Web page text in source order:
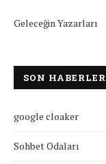
Geleceğin Yazarları
SON HABERLER
google cloaker
Sohbet Odaları